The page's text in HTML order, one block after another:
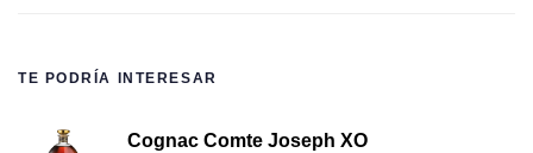
TE PODRÍA INTERESAR
Cognac Comte Joseph XO